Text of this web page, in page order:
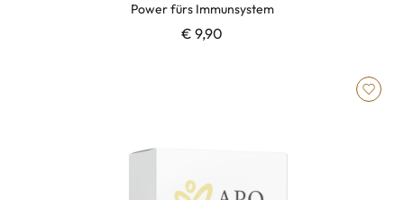
Power fürs Immunsystem
€ 9,90